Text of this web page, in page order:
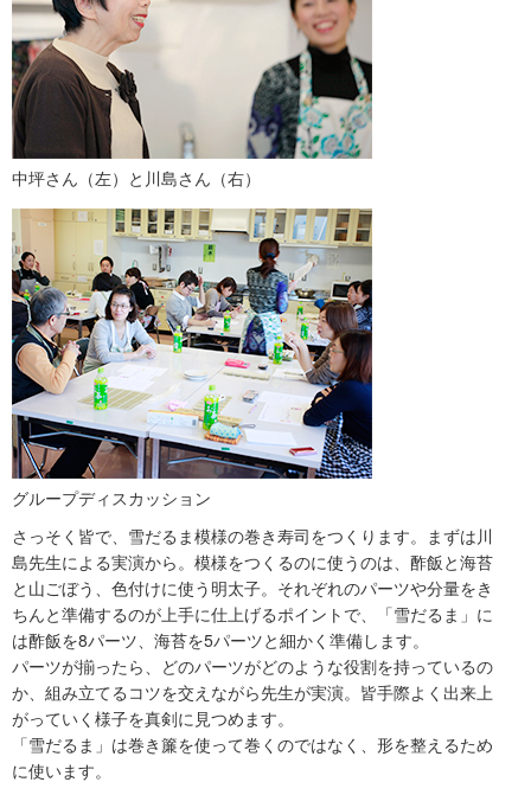
中坪さん（左）と川島さん（右）
グループディスカッション
さっそく皆で、雪だるま模様の巻き寿司をつくります。まずは川
島先生による実演から。模様をつくるのに使うのは、酢飯と海苔
と山ごぼう、色付けに使う明太子。それぞれのパーツや分量をき
ちんと準備するのが上手に仕上げるポイントで、「雪だるま」に
は酢飯を8パーツ、海苔を5パーツと細かく準備します。
パーツが揃ったら、どのパーツがどのような役割を持っているの
か、組み立てるコツを交えながら先生が実演。皆手際よく出来上
がっていく様子を真剣に見つめます。
「雪だるま」は巻き簾を使って巻くのではなく、形を整えるため
に使います。